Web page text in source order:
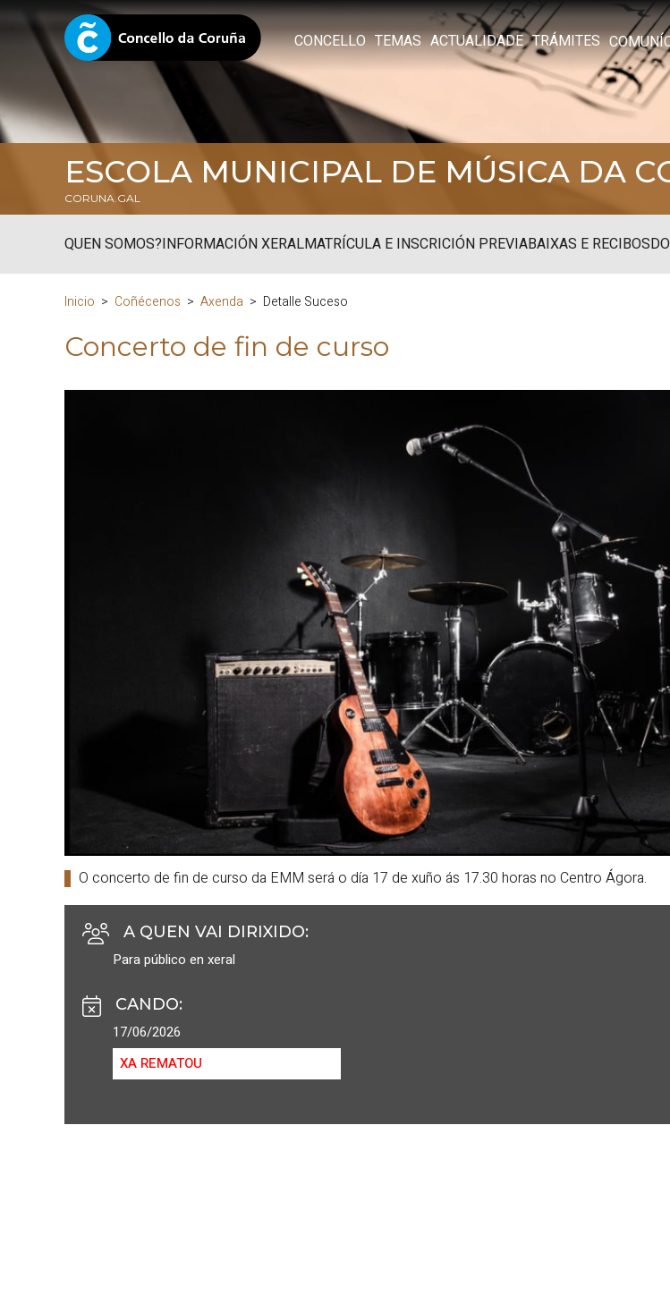
CONCELLO TEMAS ACTUALIDADE TRÁMITES
ESCOLA MUNICIPAL DE MÚSICA DA
CORUNA.GAL
QUEN SOMOS?INFORMACIÓN XERALMATRÍCULA E INSCRICIÓN PREVIABAIXAS E RECIBOS
Inicio Coñécenos Axenda Detalle Suceso
Concerto de fin de curso
O concerto de fin de curso da EMM será o día 17 de xuño ás 17.30 horas no Centro Ágora.
A QUEN VAI DIRIXIDO:
Para público en xeral
CANDO:
17/06/2026
XA REMATOU